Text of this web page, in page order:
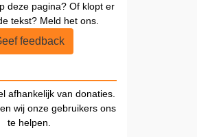
deze pagina? Of klopt er
tekst? Meld het ons.
feedback
afhankelijk van donaties.
wij onze gebruikers ons
te helpen.